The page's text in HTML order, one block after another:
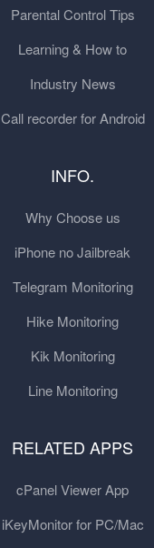
Parental Control Tips
Learning & How to
Industry News
Call recorder for Android
INFO.
Why Choose us
iPhone no Jailbreak
Telegram Monitoring
Hike Monitoring
Kik Monitoring
Line Monitoring
RELATED APPS
cPanel Viewer App
iKeyMonitor for PC/Mac